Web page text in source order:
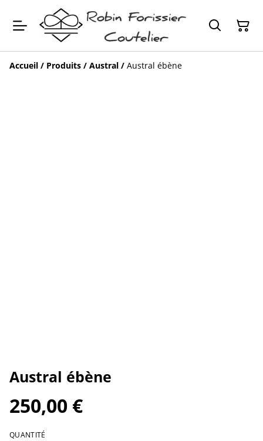
Accueil / Produits / Austral / Austral ébène
Austral ébène
250,00 €
QUANTITÉ